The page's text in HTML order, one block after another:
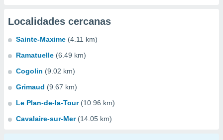
Localidades cercanas
Sainte-Maxime (4.11 km)
Ramatuelle (6.49 km)
Cogolin (9.02 km)
Grimaud (9.67 km)
Le Plan-de-la-Tour (10.96 km)
Cavalaire-sur-Mer (14.05 km)